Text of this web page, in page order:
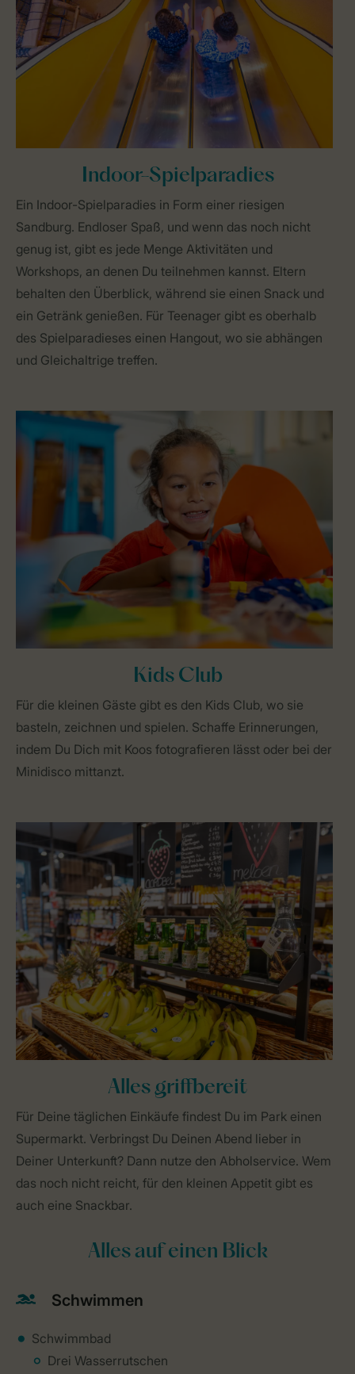
Indoor-Spielparadies
Ein Indoor-Spielparadies in Form einer riesigen
Sandburg. Endloser Spaß, und wenn das noch nicht
genug ist, gibt es jede Menge Aktivitäten und
Workshops, an denen Du teilnehmen kannst. Eltern
behalten den Überblick, während sie einen Snack und
ein Getränk genießen. Für Teenager gibt es oberhalb
des Spielparadieses einen Hangout, wo sie abhängen
und Gleichaltrige treffen.
Kids Club
Für die kleinen Gäste gibt es den Kids Club, wo sie
basteln, zeichnen und spielen. Schaffe Erinnerungen,
indem Du Dich mit Koos fotografieren lässt oder bei der
Minidisco mittanzt.
Alles griffbereit
Für Deine täglichen Einkäufe findest Du im Park einen
Supermarkt. Verbringst Du Deinen Abend lieber in
Deiner Unterkunft? Dann nutze den Abholservice. Wem
das noch nicht reicht, für den kleinen Appetit gibt es
auch eine Snackbar.
Alles auf einen Blick
Schwimmen
Schwimmbad
Drei Wasserrutschen